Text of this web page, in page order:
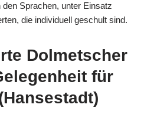
Sprachen, unter Einsatz
die individuell geschult sind.
Dolmetscher
für